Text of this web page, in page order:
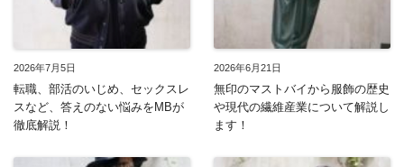
2026年7月5日
転職、部活のいじめ、セックスレ
スなど、答えのない悩みをMBが
徹底解説！
2026年6月21日
無印のマストバイから服飾の歴史
や現代の繊維産業について解説し
ます！